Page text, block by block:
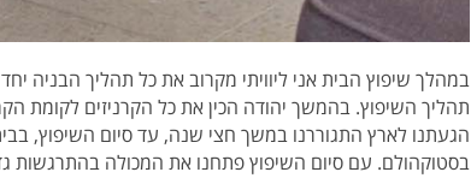
במהלך שיפוץ הבית אני ליוויתי מקרוב את כל תהליך הבניה
תהליך השיפוץ. בהמשך יהודה הכין את כל הקרניזים לקומת
הגעתנו לארץ התגוררנו במשך חצי שנה, עד סיום השיפוץ,
בסטוקהולם. עם סיום השיפוץ פתחנו את המכולה בהתרגשות